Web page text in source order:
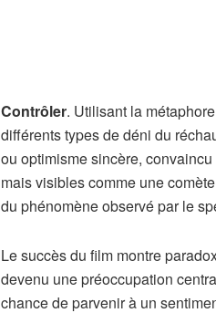
Contrôler. Utilisant la
différents types de déni du
ou optimisme sincère,
mais visibles comme une
du phénomène observé par le
Le succès du film montre
devenu une préoccupation
chance de parvenir à un